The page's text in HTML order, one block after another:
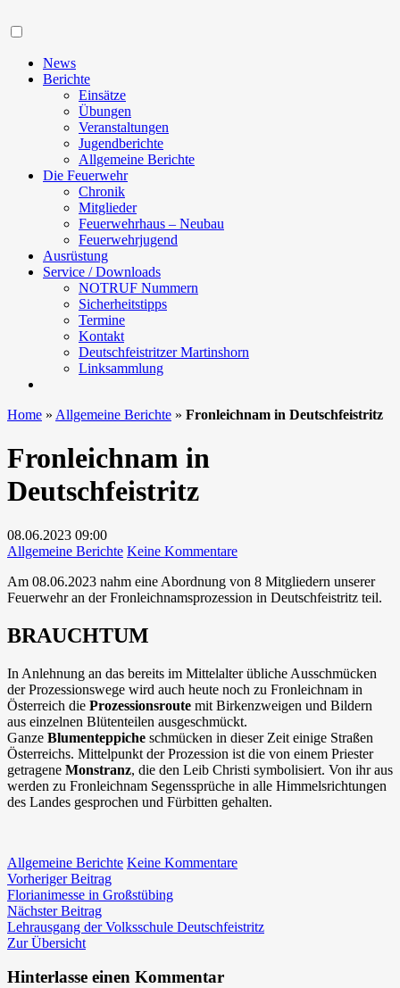
News
Berichte
Einsätze
Übungen
Veranstaltungen
Jugendberichte
Allgemeine Berichte
Die Feuerwehr
Chronik
Mitglieder
Feuerwehrhaus – Neubau
Feuerwehrjugend
Ausrüstung
Service / Downloads
NOTRUF Nummern
Sicherheitstipps
Termine
Kontakt
Deutschfeistritzer Martinshorn
Linksammlung
Home » Allgemeine Berichte » Fronleichnam in Deutschfeistritz
Fronleichnam in
Deutschfeistritz
08.06.2023 09:00
Allgemeine Berichte Keine Kommentarezu
in
Deutschfeistritz
Am 08.06.2023 nahm eine Abordnung von 8 Mitgliedern unserer
Feuerwehr an der Fronleichnamsprozession in Deutschfeistritz teil.
BRAUCHTUM
In Anlehnung an das bereits im Mittelalter übliche Ausschmücken
der Prozessionswege wird auch heute noch zu Fronleichnam in
Österreich die Prozessionsroute mit Birkenzweigen und Bildern
aus einzelnen Blütenteilen ausgeschmückt.
Ganze Blumenteppiche schmücken in dieser Zeit einige Straßen
Österreichs. Mittelpunkt der Prozession ist die von einem Priester
getragene Monstranz, die den Leib Christi symbolisiert. Von ihr aus
werden zu Fronleichnam Segenssprüche in alle Himmelsrichtungen
des Landes gesprochen und Fürbitten gehalten.
Allgemeine Berichte Keine Kommentarezu
Beitragsnavigation
Vorheriger BeitragVorheriger
Beitrag:
Florianimesse in Großstübing
Nächster BeitragNächster
Beitrag:
Lehrausgang der Volksschule Deutschfeistritz
Zur Übersicht
Hinterlasse einen Kommentar